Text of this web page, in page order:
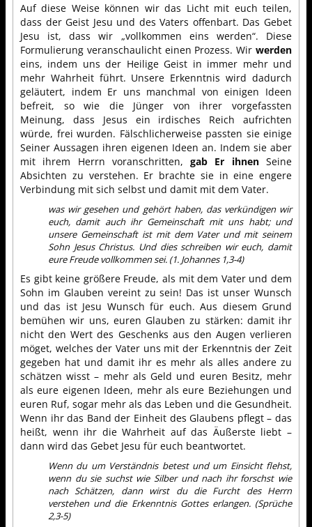
Auf diese Weise können wir das Licht mit euch teilen,
dass der Geist Jesu und des Vaters offenbart. Das Gebet
Jesu ist, dass wir „vollkommen eins werden“. Diese
Formulierung veranschaulicht einen Prozess. Wir werden
eins, indem uns der Heilige Geist in immer mehr und
mehr Wahrheit führt. Unsere Erkenntnis wird dadurch
geläutert, indem Er uns manchmal von einigen Ideen
befreit, so wie die Jünger von ihrer vorgefassten
Meinung, dass Jesus ein irdisches Reich aufrichten
würde, frei wurden. Fälschlicherweise passten sie einige
Seiner Aussagen ihren eigenen Ideen an. Indem sie aber
mit ihrem Herrn voranschritten,gab Er ihnenSeine
Absichten zu verstehen. Er brachte sie in eine engere
Verbindung mit sich selbst und damit mit dem Vater.
was wir gesehen und gehört haben, das verkündigen wir
euch, damit auch ihr Gemeinschaft mit uns habt; und
unsere Gemeinschaft ist mit dem Vater und mit seinem
Sohn Jesus Christus. Und dies schreiben wir euch, damit
eure Freude vollkommen sei. (1. Johannes 1,3-4)
Es gibt keine größere Freude, als mit dem Vater und dem
Sohn im Glauben vereint zu sein! Das ist unser Wunsch
und das ist Jesu Wunsch für euch. Aus diesem Grund
bemühen wir uns, euren Glauben zu stärken: damit ihr
nicht den Wert des Geschenks aus den Augen verlieren
möget, welches der Vater uns mit der Erkenntnis der Zeit
gegeben hat und damit ihr es mehr als alles andere zu
schätzen wisst – mehr als Geld und euren Besitz, mehr
als eure eigenen Ideen, mehr als eure Beziehungen und
euren Ruf, sogar mehr als das Leben und die Gesundheit.
Wenn ihr das Band der Einheit des Glaubens pflegt – das
heißt, wenn ihr die Wahrheit auf das Äußerste liebt –
dann wird das Gebet Jesu für euch beantwortet.
Wenn du um Verständnis betest und um Einsicht flehst,
wenn du sie suchst wie Silber und nach ihr forschst wie
nach Schätzen, dann wirst du die Furcht des Herrn
verstehen und die Erkenntnis Gottes erlangen. (Sprüche
2,3-5)